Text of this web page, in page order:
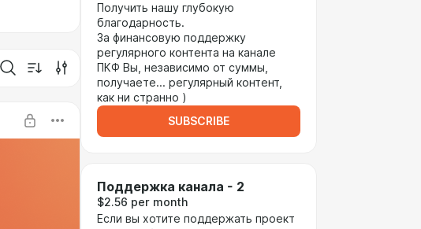
Получить нашу глубокую
благодарность.
За финансовую поддержку
регулярного контента на канале
ПКФ Вы, независимо от суммы,
получаете... регулярный контент,
как ни странно )
SUBSCRIBE
Поддержка канала - 2
$2.56 per month
Если вы хотите поддержать проект